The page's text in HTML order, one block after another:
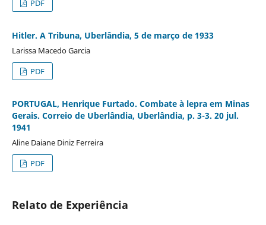
PDF
Hitler. A Tribuna, Uberlândia, 5 de março de 1933
Larissa Macedo Garcia
PDF
PORTUGAL, Henrique Furtado. Combate à lepra em Minas
Gerais. Correio de Uberlândia, Uberlândia, p. 3-3. 20 jul.
1941
Aline Daiane Diniz Ferreira
PDF
Relato de Experiência